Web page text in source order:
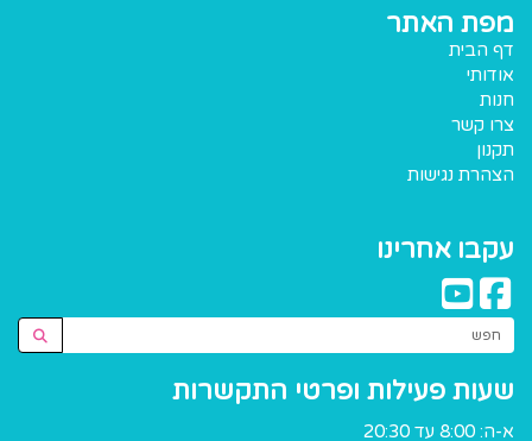
מפת האתר
דף הבית
אודותי
חנות
צרו קשר
תקנון
הצהרת נגישות
עקבו אחרינו
שעות פעילות ופרטי התקשרות
א-ה: 8:00 עד 20:30